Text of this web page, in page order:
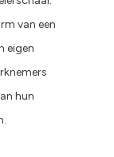
van een
eigen
hun